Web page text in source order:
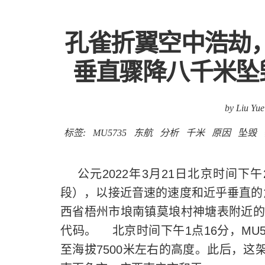
孔雀折翼空中浩劫
垂直骤降八千米
by Liu Yue
标签: MU5735 东航 分析 千米 原因 坠毁
公元2022年3月21日北京时间下午
段），以接近音速的速度和近乎垂直
西省梧州市埌南镇莫埌村神塘表附近
代码。 北京时间下午1点16分，
至海拔7500米左右的高度。此后，这